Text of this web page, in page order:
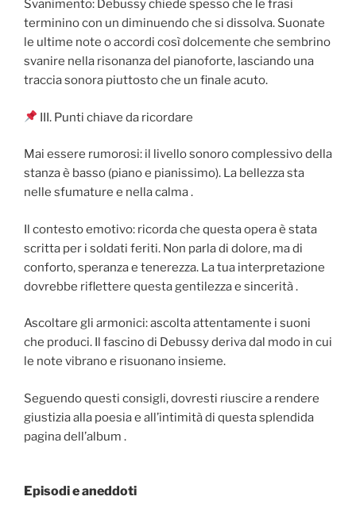
Svanimento: Debussy chiede spesso che le frasi
terminino con un diminuendo che si dissolva. Suonate
le ultime note o accordi così dolcemente che sembrino
svanire nella risonanza del pianoforte, lasciando una
traccia sonora piuttosto che un finale acuto.
III. Punti chiave da ricordare
Mai essere rumorosi: il livello sonoro complessivo della
stanza è basso (piano e pianissimo). La bellezza sta
nelle sfumature e nella calma .
Il contesto emotivo: ricorda che questa opera è stata
scritta per i soldati feriti. Non parla di dolore, ma di
conforto, speranza e tenerezza. La tua interpretazione
dovrebbe riflettere questa gentilezza e sincerità .
Ascoltare gli armonici: ascolta attentamente i suoni
che produci. Il fascino di Debussy deriva dal modo in cui
le note vibrano e risuonano insieme.
Seguendo questi consigli, dovresti riuscire a rendere
giustizia alla poesia e all’intimità di questa splendida
pagina dell’album .
Episodi e aneddoti